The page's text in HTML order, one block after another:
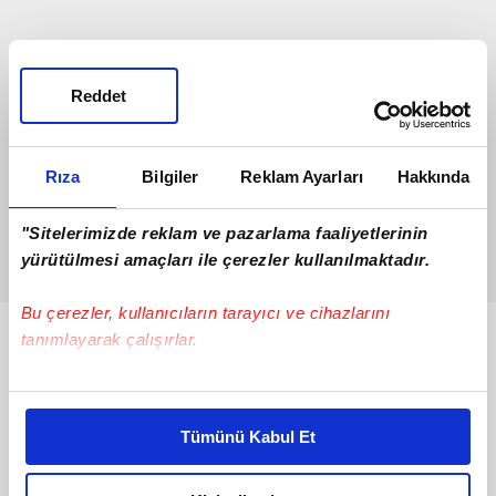
Rıza Bilgiler Reklam Ayarları Hakkında
"Sitelerimizde reklam ve pazarlama faaliyetlerinin
yürütülmesi amaçları ile çerezler kullanılmaktadır.
Bu çerezler, kullanıcıların tarayıcı ve cihazlarını
tanımlayarak çalışırlar.
Bu çerezlere izin vermeniz halinde sizlere özel
daha iyi reklam deneyimi yaşatabiliriz. Bunu yaparken
amacımızın size daha iyi bir reklam deneyimi sunmak
Tümünü Kabul Et
Reddet
Bunlar da Var